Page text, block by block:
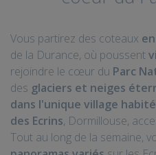
Vous partirez des coteaux
de la Durance, où poussent
rejoindre le cœur du Parc
des glaciers et neiges
dans l'unique village habité
des Ecrins, Dormillouse,
Tout au long de la semaine,